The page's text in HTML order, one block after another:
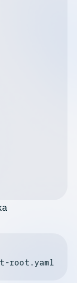
root.yaml